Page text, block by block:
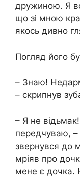
дружиною. Я
що зі мною
якось дивно
Погляд його
– Знаю!
– скрипнув
– Я не
передчуваю, –
звернувся до
мріяв про
мене є дочка.